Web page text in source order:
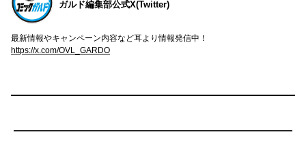
ガルド編集部公式X(Twitter)
最新情報やキャンペーン内容など耳より情報発信中！
https://x.com/OVL_GARDO